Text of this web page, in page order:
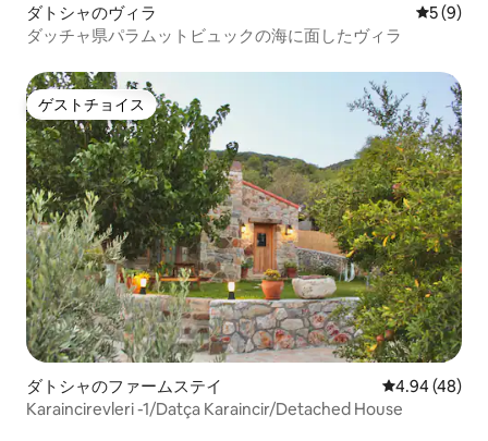
ダトシャのヴィラ レビュー
5 (9)
ダッチャ県パラムットビュックの海に面したヴィラ
ゲストチョイス
ゲストチョイス
ダトシャのファームステイ レビュー48
4.94 (48)
Karaincirevleri -1/Datça Karaincir/Detached House